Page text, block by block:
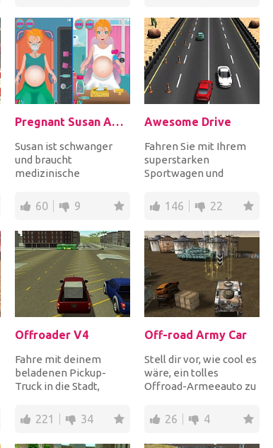
Pregnant Susan Ambulance
Susan ist schwanger
und braucht
medizinische
Wehen haben
begonnen! Als Arzt b...
60 9
Awesome Drive
Fahren Sie mit Ihrem
superstarken
Sportwagen und
Adrenalinrausch.
Wählen Sie z...
146 22
Offroader V4
Fahre mit deinem
beladenen Pickup-
Truck in die Stadt,
aus und lass deine
wertvol...
221 34
Off-road Army Car
Stell dir vor, wie cool es
wäre, ein tolles
Offroad-Armeeauto zu
parken! Beweisen...
26 4